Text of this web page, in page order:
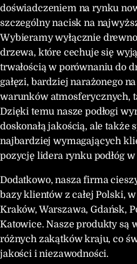
doświadczeniem na rynku
szczególny nacisk na
Wybieramy wyłącznie
drzewa, które cechuje się
trwałością w porównaniu do
gałęzi, bardziej narażonego
warunków atmosferycznych,
Dzięki temu nasze podłogi
doskonałą jakością, ale także
najbardziej wymagających
pozycję lidera rynku podłóg
Dodatkowo, nasza firma
bazy klientów z całej Polski,
Kraków, Warszawa, Gdańsk,
Katowice. Nasze produkty są
różnych zakątków kraju, co
jakości i niezawodności.